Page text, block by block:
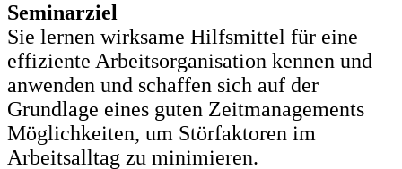
Seminarziel
Sie lernen wirksame Hilfsmittel für eine
effiziente Arbeitsorganisation kennen und
anwenden und schaffen sich auf der
Grundlage eines guten Zeitmanagements
Möglichkeiten, um Störfaktoren im
Arbeitsalltag zu minimieren.